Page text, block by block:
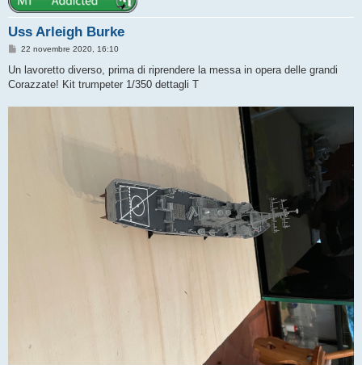
Uss Arleigh Burke
M
s
a
g
22 novembre 2020, 16:10
Un lavoretto diverso, prima di riprendere la messa in opera delle grandi
Corazzate! Kit trumpeter 1/350 dettagli T